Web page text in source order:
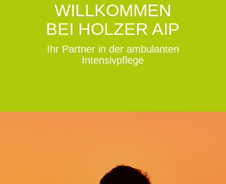
WILLKOMMEN
BEI HOLZER AIP
Ihr Partner in der ambulanten
Intensivpflege